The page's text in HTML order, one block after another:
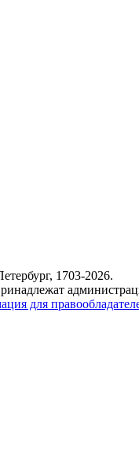
1703-2026.
для